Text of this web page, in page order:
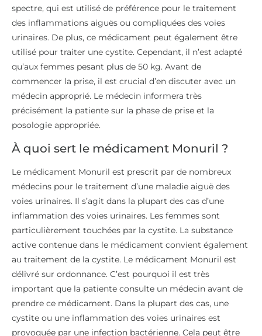
spectre, qui est utilisé de préférence pour le traitement
des inflammations aiguës ou compliquées des voies
urinaires. De plus, ce médicament peut également être
utilisé pour traiter une cystite. Cependant, il n’est adapté
qu’aux femmes pesant plus de 50 kg. Avant de
commencer la prise, il est crucial d’en discuter avec un
médecin approprié. Le médecin informera très
précisément la patiente sur la phase de prise et la
posologie appropriée.
À quoi sert le médicament Monuril ?
Le médicament Monuril est prescrit par de nombreux
médecins pour le traitement d’une maladie aiguë des
voies urinaires. Il s’agit dans la plupart des cas d’une
inflammation des voies urinaires. Les femmes sont
particulièrement touchées par la cystite. La substance
active contenue dans le médicament convient également
au traitement de la cystite. Le médicament Monuril est
délivré sur ordonnance. C’est pourquoi il est très
important que la patiente consulte un médecin avant de
prendre ce médicament. Dans la plupart des cas, une
cystite ou une inflammation des voies urinaires est
provoquée par une infection bactérienne. Cela peut être